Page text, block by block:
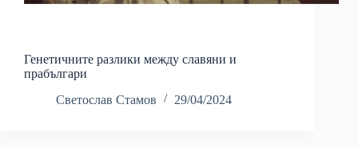
Генетичните разлики между славяни и
прабългари
Светослав Стамов
29/04/2024